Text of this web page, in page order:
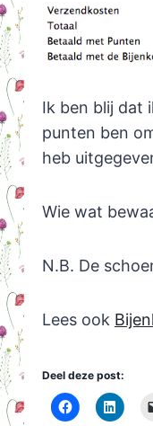
Ik ben blij dat
punten ben
heb
Wie wat
N.B. De
Lees ook
Deel deze post: